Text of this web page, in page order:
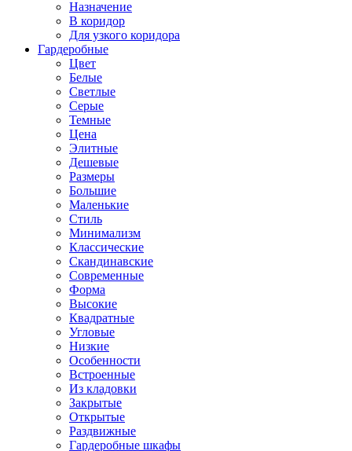
Назначение
В коридор
Для узкого коридора
Гардеробные
Цвет
Белые
Светлые
Серые
Темные
Цена
Элитные
Дешевые
Размеры
Большие
Маленькие
Стиль
Минимализм
Классические
Скандинавские
Современные
Форма
Высокие
Квадратные
Угловые
Низкие
Особенности
Встроенные
Из кладовки
Закрытые
Открытые
Раздвижные
Гардеробные шкафы